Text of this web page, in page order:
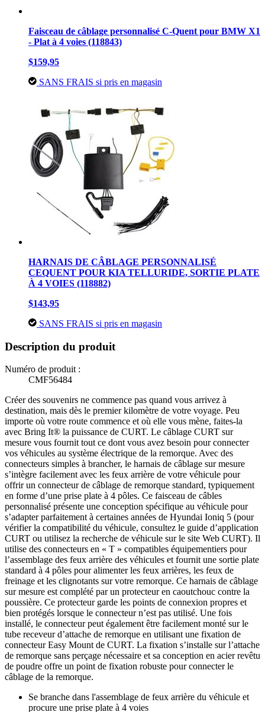
Faisceau de câblage personnalisé C-Quent pour BMW X1
- Plat à 4 voies (118843)
$159,95
SANS FRAIS si pris en magasin
HARNAIS DE CÂBLAGE PERSONNALISÉ
CEQUENT POUR KIA TELLURIDE, SORTIE PLATE
À 4 VOIES (118882)
$143,95
SANS FRAIS si pris en magasin
Description du produit
Numéro de produit :
CMF56484
Créer des souvenirs ne commence pas quand vous arrivez à
destination, mais dès le premier kilomètre de votre voyage. Peu
importe où votre route commence et où elle vous mène, faites-la
avec Bring It® la puissance de CURT. Le câblage CURT sur
mesure vous fournit tout ce dont vous avez besoin pour connecter
vos véhicules au système électrique de la remorque. Avec des
connecteurs simples à brancher, le harnais de câblage sur mesure
s’intègre facilement avec les feux arrière de votre véhicule pour
offrir un connecteur de câblage de remorque standard, typiquement
en forme d’une prise plate à 4 pôles. Ce faisceau de câbles
personnalisé présente une conception spécifique au véhicule pour
s’adapter parfaitement à certaines années de Hyundai Ioniq 5 (pour
vérifier la compatibilité du véhicule, consultez le guide d’application
CURT ou utilisez la recherche de véhicule sur le site Web CURT). Il
utilise des connecteurs en « T » compatibles équipementiers pour
l’assemblage des feux arrière des véhicules et fournit une sortie plate
standard à 4 pôles pour alimenter les feux arrières, les feux de
freinage et les clignotants sur votre remorque. Ce harnais de câblage
sur mesure est complété par un protecteur en caoutchouc contre la
poussière. Ce protecteur garde les points de connexion propres et
bien protégés lorsque le connecteur n’est pas utilisé. Une fois
installé, le connecteur peut également être facilement monté sur le
tube receveur d’attache de remorque en utilisant une fixation de
connecteur Easy Mount de CURT. La fixation s’installe sur l’attache
de remorque sans perçage nécessaire et sa conception en acier revêtu
de poudre offre un point de fixation robuste pour connecter le
câblage de la remorque.
Se branche dans l'assemblage de feux arrière du véhicule et
procure une prise plate à 4 voies